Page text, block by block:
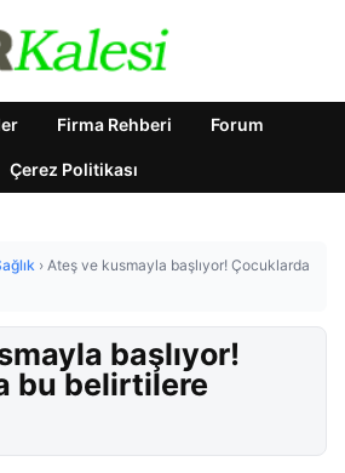
Firma Rehberi Forum
Çerez Politikası
› Ateş ve kusmayla başlıyor! Çocuklarda
başlıyor!
bu belirtilere